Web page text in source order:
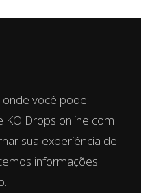
onde você pode
KO Drops online com
sua experiência de
informações